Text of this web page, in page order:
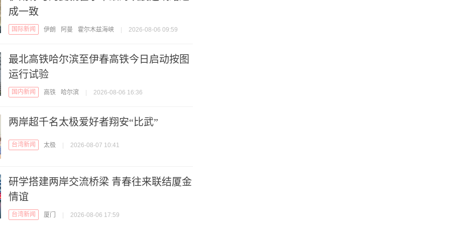
成一致
国际新闻 伊朗 阿曼 霍尔木兹海峡 2026-08-06 09:59
最北高铁哈尔滨至伊春高铁今日启动按图
运行试验
国内新闻 高铁 哈尔滨 2026-08-06 16:36
两岸超千名太极爱好者翔安“比武”
台湾新闻 太极 2026-08-07 10:41
研学搭建两岸交流桥梁 青春往来联结厦金
情谊
台湾新闻 厦门 2026-08-06 17:59